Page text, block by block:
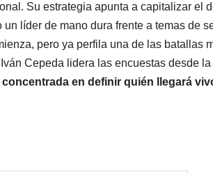
Su estrategia apunta a capitalizar el
líder de mano dura frente a temas de
pero ya perfila una de las batallas
Cepeda lidera las encuestas desde
en definir quién llegará